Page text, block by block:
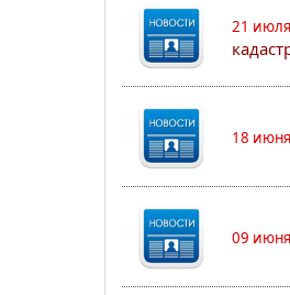
21
18
09